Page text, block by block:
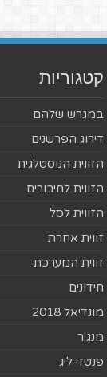
קטגוריות
במגרש שלהם
דירוג הפרשנים
הזווית הנוסטלגית
הזווית לחיבורים
הזווית לסל
זווית אחרת
זווית המערכת
חידונים
מונדיאל 2018
מנג'ר
פנטזי ליג